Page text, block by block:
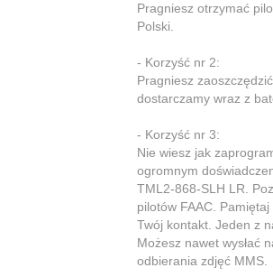
Pragniesz otrzymać
Polski.
- Korzyść nr 2:
Pragniesz
dostarczamy wraz z
- Korzyść nr 3:
Nie wiesz jak
ogromnym
TML2-868-SLH LR.
pilotów FAAC.
Twój kontakt. Jeden z
Możesz nawet wysłać
odbierania zdjęć MMS.